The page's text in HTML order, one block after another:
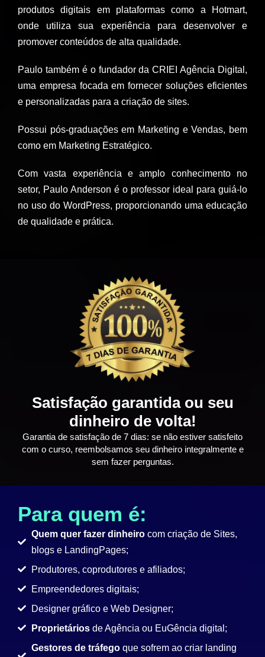
produtos digitais em plataformas como a Hotmart,
onde utiliza sua experiência para desenvolver e
promover conteúdos de alta qualidade.
Paulo também é o fundador da CRIEI Agência Digital,
uma empresa focada em fornecer soluções eficientes
e personalizadas para a criação de sites.
Possui pós-graduações em Marketing e Vendas, bem
como em Marketing Estratégico.
Com vasta experiência e amplo conhecimento no
setor, Paulo Anderson é o professor ideal para guiá-lo
no uso do WordPress, proporcionando uma educação
de qualidade e prática.
Satisfação garantida ou seu
dinheiro de volta!
Garantia de satisfação de 7 dias: se não estiver satisfeito
com o curso, reembolsamos seu dinheiro integralmente e
sem fazer perguntas.
Para quem é:
Quem quer fazer dinheiro com criação de Sites,
blogs e LandingPages;
Produtores, coprodutores e afiliados;
Empreendedores digitais;
Designer gráfico e Web Designer;
Proprietários de Agência ou EuGência digital;
Gestores de tráfegoque sofrem ao criar landing